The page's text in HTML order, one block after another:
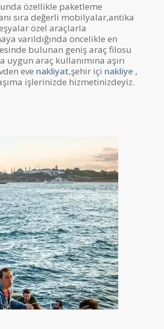
özellikle paketleme
sıra değerli mobilyalar,antika
özel araçlarla
varıldığında öncelikle en
bulunan geniş araç filosu
araç kullanımına aşırı
eve nakliyat,şehir içi nakliye ,
işlerinizde hizmetinizdeyiz.